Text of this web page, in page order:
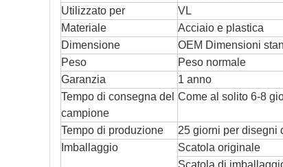
Utilizzato per
VL
Materiale
Acciaio e plastica
Dimensione
OEM Dimensioni
Peso
Peso normale
Garanzia
1 anno
Tempo di consegna del
campione
Come al solito 6-8
Tempo di produzione
25 giorni per disegni
Imballaggio
Scatola originale
Scatola di